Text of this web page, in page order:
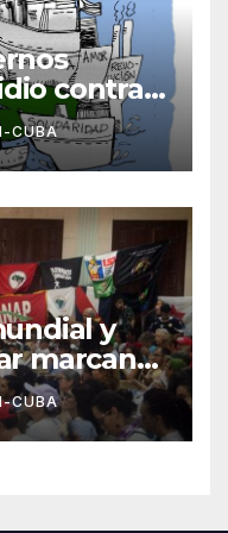
contra
López
CUBA
y
marcan
CUBA